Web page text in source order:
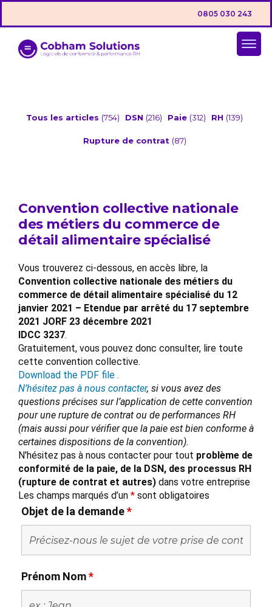
0805 030 243
Tous les articles (754) DSN (216) Paie (312) RH (139)
Rupture de contrat (87)
Convention collective nationale
des métiers du commerce de
détail alimentaire spécialisé
Vous trouverez ci-dessous, en accès libre, la
Convention collective nationale des métiers du
commerce de détail alimentaire spécialisé du 12
janvier 2021 – Etendue par arrêté du 17 septembre
2021 JORF 23 décembre 2021
IDCC 3237.
Gratuitement, vous pouvez donc consulter, lire toute
cette convention collective.
Download the PDF file .
N’hésitez pas à nous contacter, si vous avez des
questions précises sur l’application de cette convention
pour une rupture de contrat ou de performances RH
(mais aussi pour vérifier que la paie est bien conforme à
certaines dispositions de la convention).
N'hésitez pas à nous contacter pour tout problème de
conformité de la paie, de la DSN, des processus RH
(rupture de contrat et autres) dans votre entreprise
Les champs marqués d’un * sont obligatoires
Objet de la demande*
Prénom Nom*